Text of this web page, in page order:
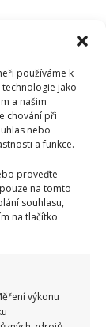
používáme k
jako
a našim
chování při
nebo
a funkce.
proveďte
na tomto
souhlasu,
na tlačítko
výkonu